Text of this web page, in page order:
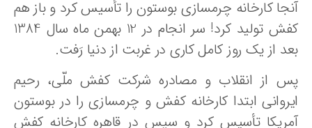
کارخانه چرمسازی بوستون را تأسیس کرد و باز هم
کفش تولید کرد! سر انجام در 12 بهمن ماه سال 1384
از یک روز کامل کاری در غربت از دنیا رَفت.
از انقلاب و مصادره شرکت کفش ملّی، رحیم
ابتدا کارخانه کفش و چرمسازی را در بوستون
تأسیس کرد و سپس در قاهره کارخانه کفش